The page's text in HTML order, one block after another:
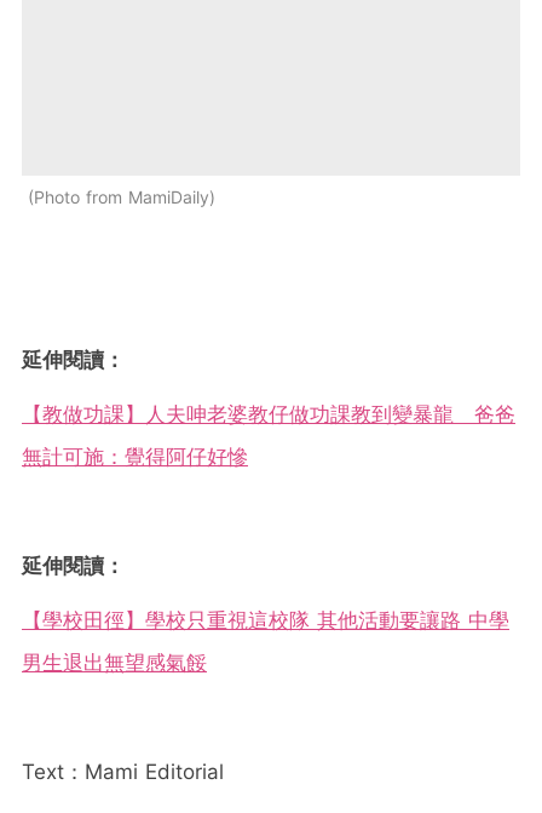
Photo from MamiDaily
延伸閱讀：
【教做功課】人夫呻老婆教仔做功課教到變暴龍 爸爸
無計可施：覺得阿仔好慘
延伸閱讀：
【學校田徑】學校只重視這校隊 其他活動要讓路 中學
男生退出無望感氣餒
Text：Mami Editorial